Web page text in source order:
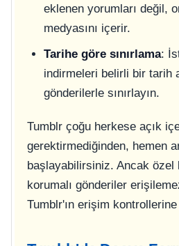
eklenen yorumları değil,
medyasını içerir.
Tarihe göre sınırlama:
indirmeleri belirli bir tarih
gönderilerle sınırlayın.
Tumblr çoğu herkese açık
gerektirmediğinden, hemen
başlayabilirsiniz. Ancak özel
korumalı gönderiler
Tumblr'ın erişim